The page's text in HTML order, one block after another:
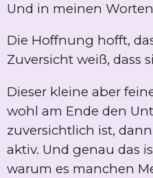
Und in meinen
Die Hoffnung hofft,
Zuversicht weiß, dass
Dieser kleine aber
wohl am Ende den
zuversichtlich ist,
aktiv. Und genau das
warum es manchen